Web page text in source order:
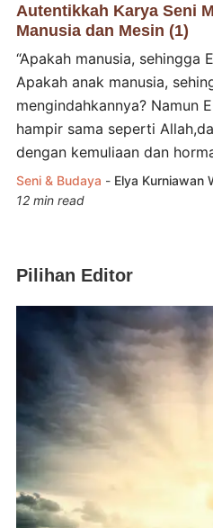
Autentikkah Karya Seni
Manusia dan Mesin (1)
“Apakah manusia, sehingga
Apakah anak manusia,
mengindahkannya? Namun
hampir sama seperti
dengan kemuliaan dan
Seni & Budaya - Elya Kurniawan
12 min read
Pilihan Editor